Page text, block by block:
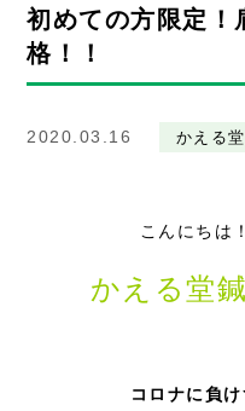
美容
美容鍼・コルギ
お知らせ
初めての方限定！
格！！
2020.03.16 かえる
こんにちは
かえる堂
コロナに負